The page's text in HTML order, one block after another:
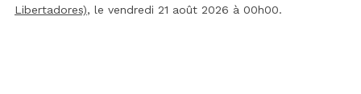
Libertadores), le vendredi 21 août 2026 à 00h00.